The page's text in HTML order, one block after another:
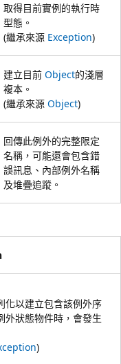
取得目前實例的執行時
型態。
(繼承來源 Exception)
建立目前 Object的淺層
複本。
(繼承來源 Object)
回傳此例外的完整限定
名稱，可能還會包含錯
誤訊息、內部例外名稱
及堆疊追蹤。
化以建立包含該例外序
外狀態物件時，會發生
)